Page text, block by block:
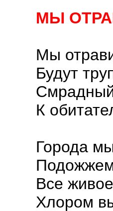
МЫ
Мы
Будут
К
Города
Все
Хлором